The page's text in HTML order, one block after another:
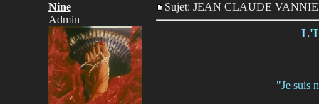
Nine
Admin
Sujet: JEAN CLAUDE
"Je suis